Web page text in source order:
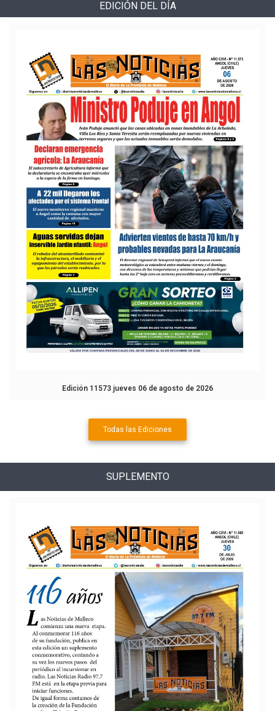
EDICIÓN DEL DÍA
Edición 11573 jueves 06 de agosto de 2026
Todas las Ediciones
SUPLEMENTO